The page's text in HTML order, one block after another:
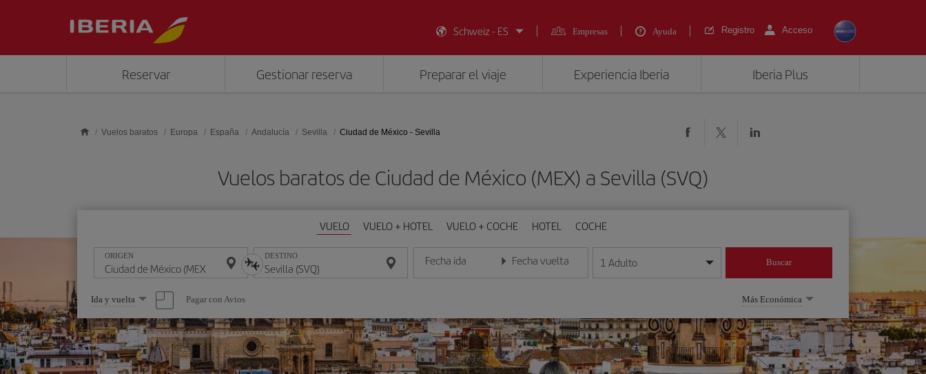
Schweiz - ES
Empresas Ayuda Registro Acceso
Reservar Gestionar reserva Preparar el viaje Experiencia Iberia Iberia Plus
Vuelos baratos Europa España Andalucía Sevilla Ciudad de México - Sevilla
Vuelos baratos de Ciudad de México (MEX) a Sevilla (SVQ)
VUELO VUELO + HOTEL VUELO + COCHE HOTEL COCHE
ORIGEN DESTINO Fecha ida
Introduce la fecha en formato día/mes/año
Fecha vuelta
Introduce la fecha en formato día/mes/año
1 Adulto Buscar
Seleccione
una
opción
Ida y vuelta Pagar con Avios Más Económica